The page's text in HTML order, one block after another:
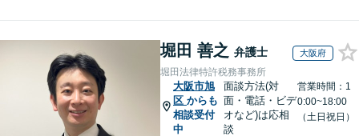
堀田 善之 弁護士 大阪府
堀田法律特許税務事務所
大阪市旭
区 からも
相談受付
中
面談方法(対
面・電話・ビデ
オなど)は応相
談
営業時間：1
0:00~18:00
（土日祝日）